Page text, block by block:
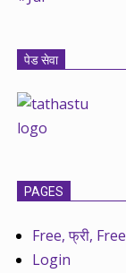
पेड सेवा
PAGES
Free, फ्री, Free
Login